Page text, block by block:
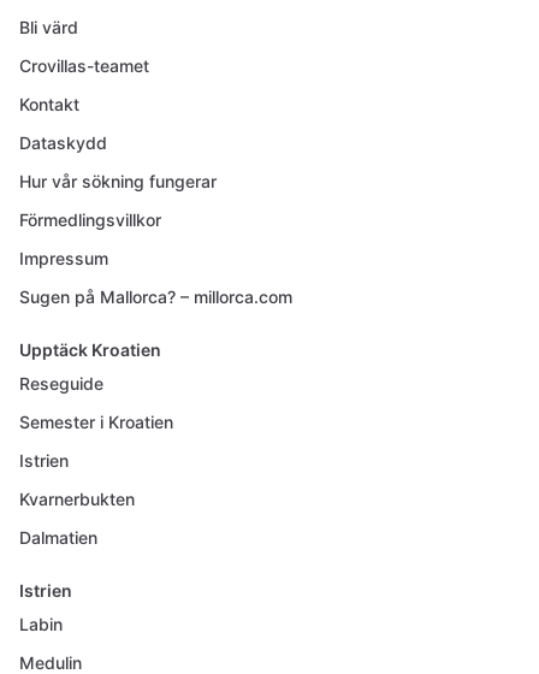
Bli värd
Crovillas-teamet
Kontakt
Dataskydd
Hur vår sökning fungerar
Förmedlingsvillkor
Impressum
Sugen på Mallorca? – millorca.com
Upptäck Kroatien
Reseguide
Semester i Kroatien
Istrien
Kvarnerbukten
Dalmatien
Istrien
Labin
Medulin